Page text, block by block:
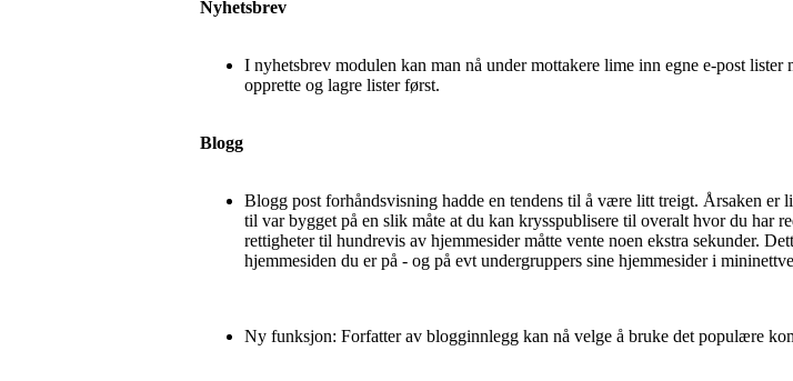
Nyhetsbrev
I nyhetsbrev modulen kan man nå under mottakere lime inn egne e-post
opprette og lagre lister først.
Blogg
Blogg post forhåndsvisning hadde en tendens til å være litt treigt. Årsaken er
til var bygget på en slik måte at du kan krysspublisere til overalt hvor du har
rettigheter til hundrevis av hjemmesider måtte vente noen ekstra sekunder.
hjemmesiden du er på - og på evt undergruppers sine hjemmesider i
Ny funksjon: Forfatter av blogginnlegg kan nå velge å bruke det populære